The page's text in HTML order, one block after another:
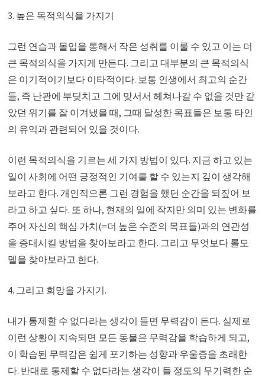
3. 높은 목적의식을 가지기
그런 연습과 몰입을 통해서 작은 성취를 이룰 수 있고 이는 더
큰 목적의식을 가지게 만든다. 그리고 대부분의 큰 목적의식
은 이기적이기보다 이타적이다. 보통 인생에서 최고의 순간
들, 즉 난관에 부딪치고 그에 맞서서 헤쳐나갈 수 없을 것만 같
았던 위기를 잘 이겨냈을 때, 그때 달성한 목표들은 보통 타인
의 유익과 관련되어 있을 것이다.
이런 목적의식을 기르는 세 가지 방법이 있다. 지금 하고 있는
일이 사회에 어떤 긍정적인 기여를 할 수 있는지 깊이 생각해
보라고 한다. 개인적으론 그런 경험을 했던 순간을 되짚어 보
라고 하고 싶다. 또 하나, 현재의 일에 작지만 의미 있는 변화를
주어 자신의 핵심 가치(=더 높은 수준의 목표들)과의 연관성
을 증대시킬 방법을 찾아보라고 한다. 그리고 무엇보다 롤모
델을 찾아보라고 한다.
4. 그리고 희망을 가지기.
내가 통제할 수 없다라는 생각이 들면 무력감이 든다. 실제로
이런 상황이 지속되면 모든 동물은 무력감을 학습하게 되고,
이 학습된 무력감은 쉽게 포기하는 성향과 우울증을 초래한
다. 반대로 통제할 수 없다라는 생각이 들 정도의 무기력한 순